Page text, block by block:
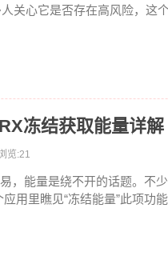
关心它是否存在高风险，这
冻结获取能量详解
览:21
，能量是绕不开的话题。不
用里瞧见“冻结能量”此项功